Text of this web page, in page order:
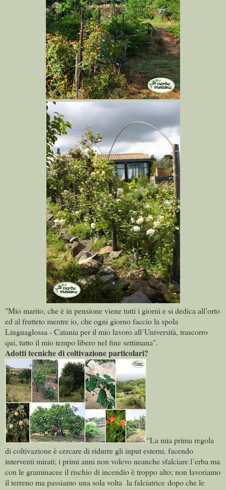
"Mio marito, che è in pensione viene tutti i giorni e si dedica all’orto
ed al frutteto mentre io, che ogni giorno faccio la spola
Linguaglossa - Catania per il mio lavoro all’Università, trascorro
qui, tutto il mio tempo libero nel fine settimana".
Adotti tecniche di coltivazione particolari?
“La mia prima regola
di coltivazione è cercare di ridurre gli input esterni, facendo
interventi mirati; i primi anni non volevo neanche sfalciare l’erba ma
con le graminacee il rischio di incendio è troppo alto; non lavoriamo
il terreno ma passiamo una sola volta la falciatrice dopo che le